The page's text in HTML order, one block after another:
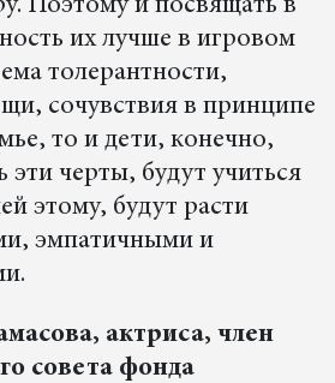
Поэтому и посвящать в
их лучше в игровом
толерантности,
сочувствия в принципе
то и дети, конечно,
эти черты, будут учиться
этому, будут расти
эмпатичными и
актриса, член
совета фонда